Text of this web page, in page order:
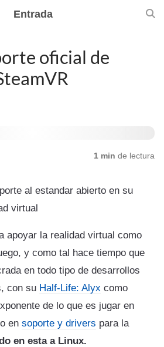
Entrada
oficial de
1 min de lectura
al estandar abierto en su
virtual
apoyar la realidad virtual como
y como tal hace tiempo que
en todo tipo de desarrollos
con su Half-Life: Alyx como
de lo que es jugar en
en soporte y drivers para la
en esta a Linux.